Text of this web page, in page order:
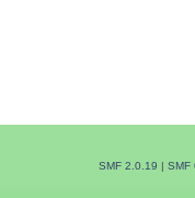
SMF 2.0.19 | SMF